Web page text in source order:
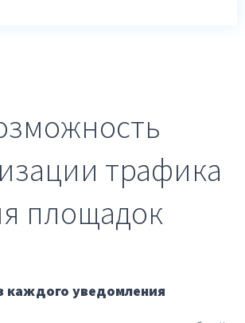
трафика
площадок
каждого уведомления